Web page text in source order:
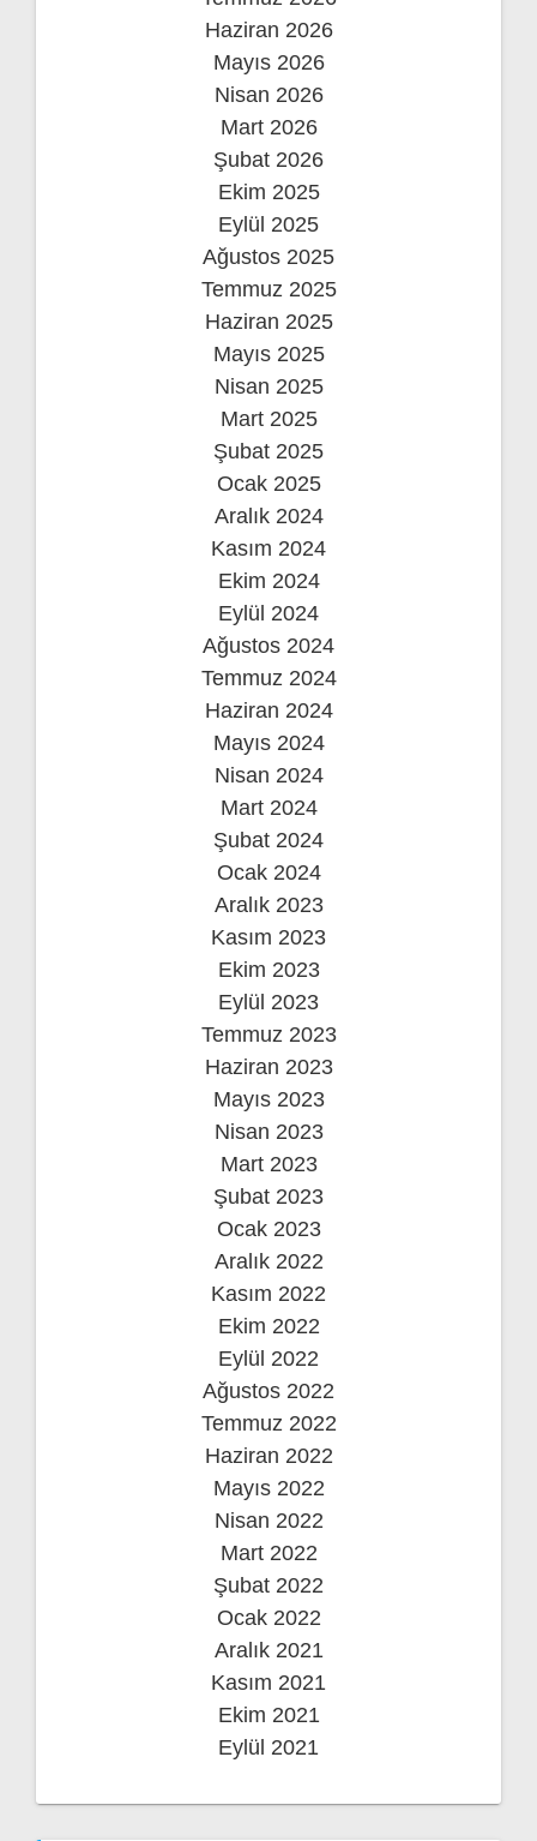
Haziran 2026
Mayıs 2026
Nisan 2026
Mart 2026
Şubat 2026
Ekim 2025
Eylül 2025
Ağustos 2025
Temmuz 2025
Haziran 2025
Mayıs 2025
Nisan 2025
Mart 2025
Şubat 2025
Ocak 2025
Aralık 2024
Kasım 2024
Ekim 2024
Eylül 2024
Ağustos 2024
Temmuz 2024
Haziran 2024
Mayıs 2024
Nisan 2024
Mart 2024
Şubat 2024
Ocak 2024
Aralık 2023
Kasım 2023
Ekim 2023
Eylül 2023
Temmuz 2023
Haziran 2023
Mayıs 2023
Nisan 2023
Mart 2023
Şubat 2023
Ocak 2023
Aralık 2022
Kasım 2022
Ekim 2022
Eylül 2022
Ağustos 2022
Temmuz 2022
Haziran 2022
Mayıs 2022
Nisan 2022
Mart 2022
Şubat 2022
Ocak 2022
Aralık 2021
Kasım 2021
Ekim 2021
Eylül 2021